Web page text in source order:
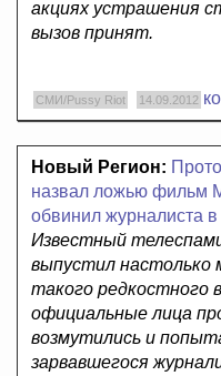
акциях устрашения
вызов принят.
СМИ/Pussy Riot 14.09.2012
Новый Регион:
назвал ложью фильм
обвинил журналиста
Известный
выпустил настолько
такого редкостного
официальные лица
возмутились и
зарвавшегося